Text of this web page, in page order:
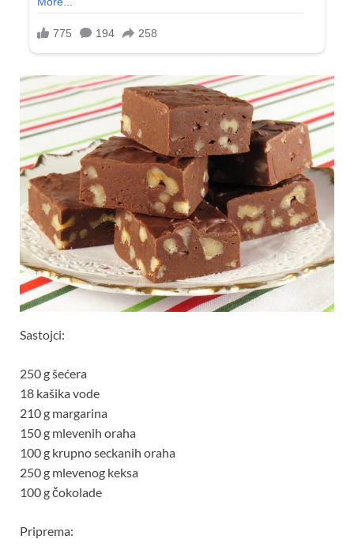
Sastojci:
250 g šećera
18 kašika vode
210 g margarina
150 g mlevenih oraha
100 g krupno seckanih oraha
250 g mlevenog keksa
100 g čokolade
Priprema: